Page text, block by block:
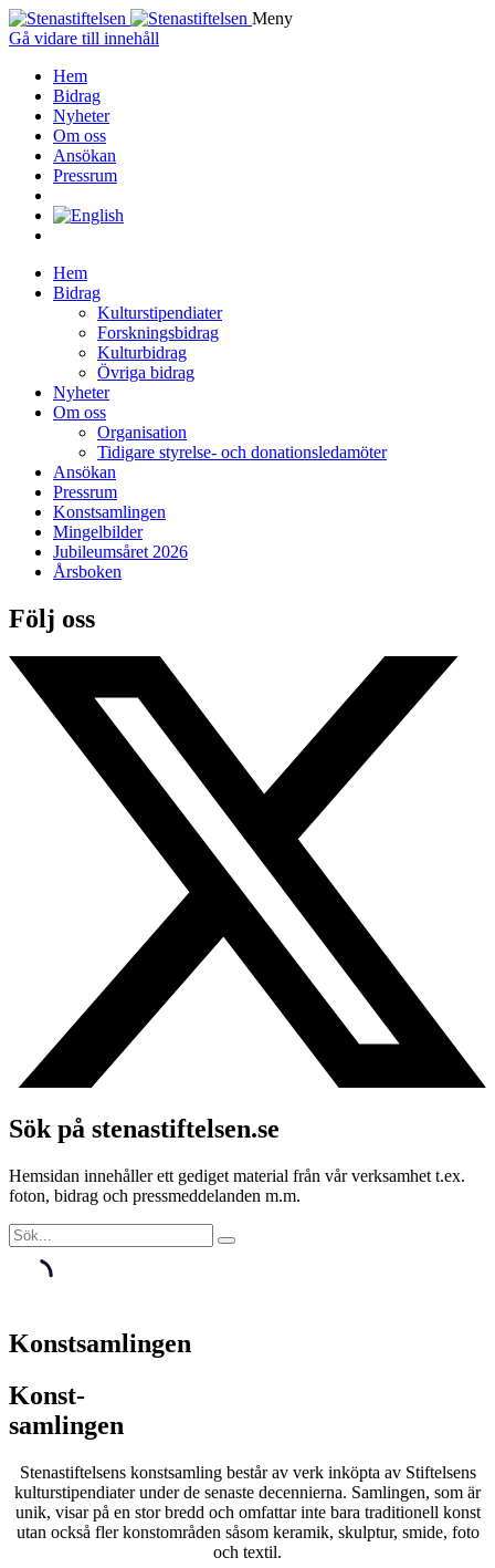
Meny
Gå vidare till innehåll
Hem
Bidrag
Nyheter
Om oss
Ansökan
Pressrum
Hem
Bidrag
Kulturstipendiater
Forskningsbidrag
Kulturbidrag
Övriga bidrag
Nyheter
Om oss
Organisation
Tidigare styrelse- och donationsledamöter
Ansökan
Pressrum
Konstsamlingen
Mingelbilder
Jubileumsåret 2026
Årsboken
Följ oss
Sök på stenastiftelsen.se
Hemsidan innehåller ett gediget material från vår verksamhet t.ex.
foton, bidrag och pressmeddelanden m.m.
Konstsamlingen
Konst-
samlingen
Stenastiftelsens konstsamling består av verk inköpta av Stiftelsens
kulturstipendiater under de senaste decennierna. Samlingen, som är
unik, visar på en stor bredd och omfattar inte bara traditionell konst
utan också fler konstområden såsom keramik, skulptur, smide, foto
och textil.